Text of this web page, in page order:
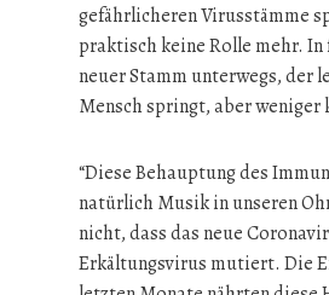
gefährlicheren Virusstämme
praktisch keine Rolle mehr.
neuer Stamm unterwegs, der
Mensch springt, aber weniger
“Diese Behauptung des
natürlich Musik in unseren
nicht, dass das neue
Erkältungsvirus mutiert. Die